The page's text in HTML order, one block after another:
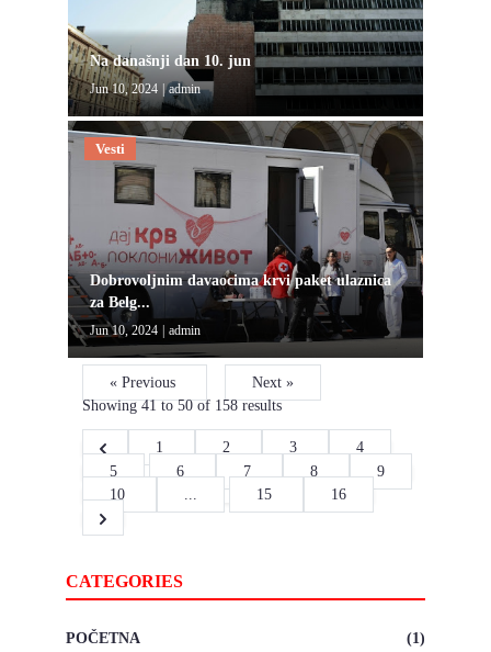
Na današnji dan 10. jun
Jun 10, 2024 admin
Vesti
Dobrovoljnim davaocima krvi paket ulaznica
za Belg...
Jun 10, 2024 admin
« Previous
Next »
Showing41to50of 158results
1 2 3
4
5
6 7 8
9
10
... 15 16
CATEGORIES
POČETNA
(1)